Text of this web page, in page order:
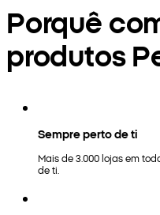
Porquê
produtos
Sempre perto de ti
Mais de 3.000 lojas em
de ti.